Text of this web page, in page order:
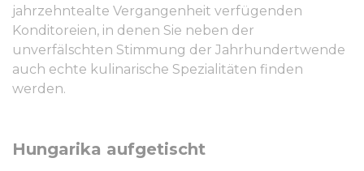
jahrzehntealte Vergangenheit verfügenden
Konditoreien, in denen Sie neben der
unverfälschten Stimmung der Jahrhundertwende
auch echte kulinarische Spezialitäten finden
werden.
Hungarika aufgetischt